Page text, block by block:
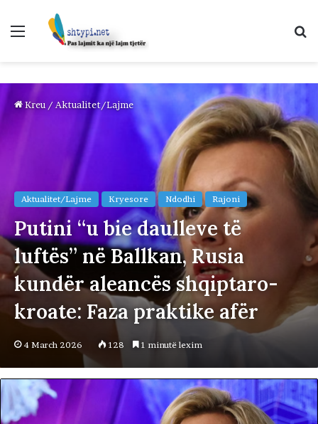
Menu
Kreu / Aktualitet/Lajme
Aktualitet/Lajme Kryesore Ndodhi Rajoni
Putini “u bie daulleve të
luftës” në Ballkan, Rusia
kundër aleancës shqiptaro-
kroate: Faza praktike afër
4 March 2026 128 1 minutë lexim